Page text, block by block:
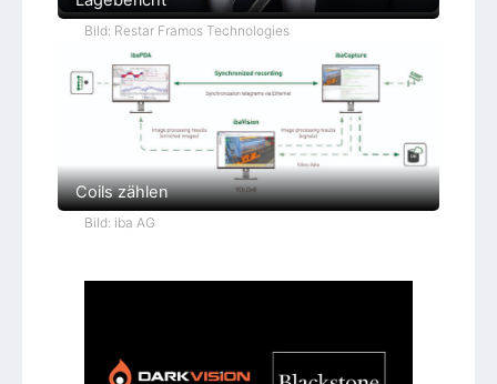
Bild: Restar Framos Technologies
Coils zählen
Bild: iba AG